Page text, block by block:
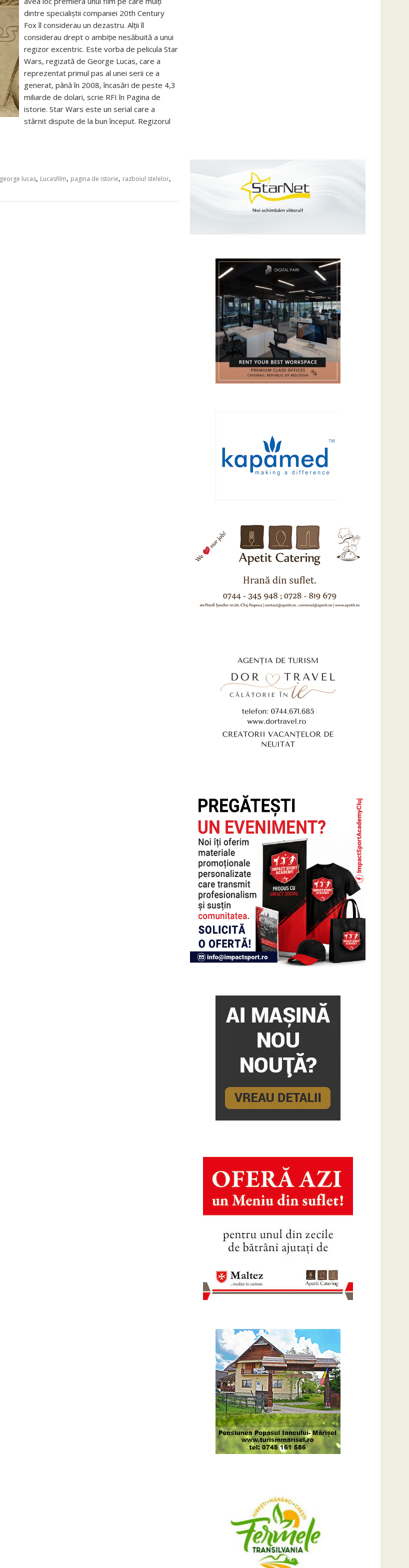
dintre specialiștii companiei 20th Century
Fox îl considerau un dezastru. Alții îl
considerau drept o ambiție nesăbuită a unui
regizor excentric. Este vorba de pelicula Star
Wars, regizată de George Lucas, care a
reprezentat primul pas al unei serii ce a
generat, până în 2008, încasări de peste 4,3
miliarde de dolari, scrie RFI în Pagina de
istorie. Star Wars este un serial care a
stârnit dispute de la bun început. Regizorul
george lucas, Lucasfilm, pagina de istorie, razboiul stelelor,